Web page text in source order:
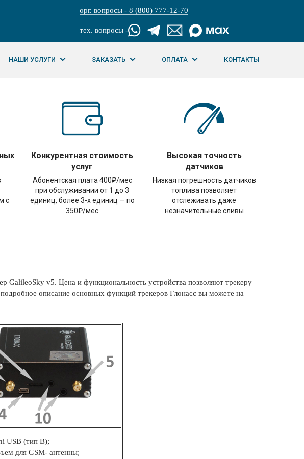
орг. вопросы - 8 (800) 777-12-70
тех. вопросы -
НАШИ УСЛУГИ ЗАКАЗАТЬ ОПЛАТА КОНТАКТЫ
с
Конкурентная стоимость
услуг
Абонентская плата 400₽/мес
при обслуживании от 1 до 3
единиц, более 3-х единиц — по
350₽/мес
Высокая точность
датчиков
Низкая погрешность датчиков
топлива позволяет
отслеживать даже
незначительные сливы
v5. Цена и функциональность устройства позволяют трекеру
описание основных функций трекеров Глонасс вы можете на
USB (тип B);
для GSM- антенны;